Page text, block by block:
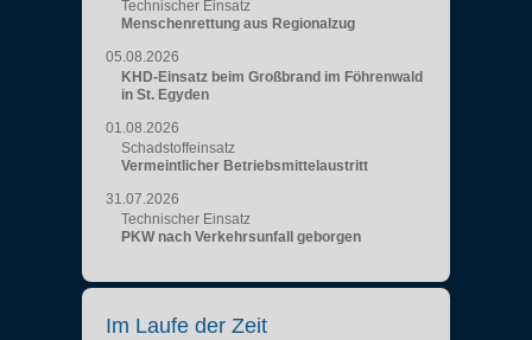
Technischer Einsatz
Menschenrettung aus Regionalzug
05.08.2026
KHD-Einsatz beim Großbrand im Föhrenwald
in St. Egyden
01.08.2026
Schadstoffeinsatz
Vermeintlicher Betriebsmittelaustritt
31.07.2026
Technischer Einsatz
PKW nach Verkehrsunfall geborgen
Im Laufe der Zeit